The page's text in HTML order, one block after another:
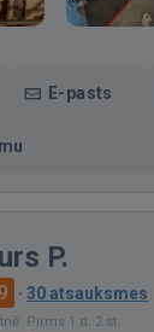
E-pasts
P.
· 30 atsauksmes
Pirms 1 d. 2 st.